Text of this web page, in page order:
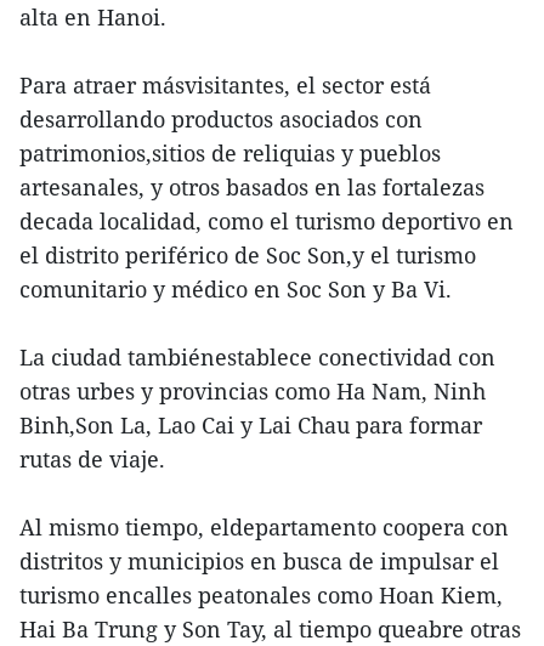
alta en Hanoi.
Para atraer másvisitantes, el sector está
desarrollando productos asociados con
patrimonios,sitios de reliquias y pueblos
artesanales, y otros basados en las fortalezas
decada localidad, como el turismo deportivo en
el distrito periférico de Soc Son,y el turismo
comunitario y médico en Soc Son y Ba Vi.
La ciudad tambiénestablece conectividad con
otras urbes y provincias como Ha Nam, Ninh
Binh,Son La, Lao Cai y Lai Chau para formar
rutas de viaje.
Al mismo tiempo, eldepartamento coopera con
distritos y municipios en busca de impulsar el
turismo encalles peatonales como Hoan Kiem,
Hai Ba Trung y Son Tay, al tiempo queabre otras